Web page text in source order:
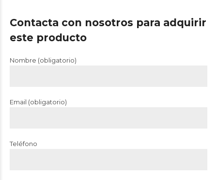
tamaños
y
cantidad
Contacta con nosotros para adquirir
este producto
Nombre (obligatorio)
Email (obligatorio)
Teléfono